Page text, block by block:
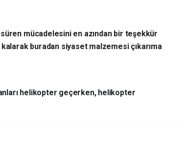
süren mücadelesini en azından bir teşekkür
buradan siyaset malzemesi çıkarıma
helikopter geçerken, helikopter